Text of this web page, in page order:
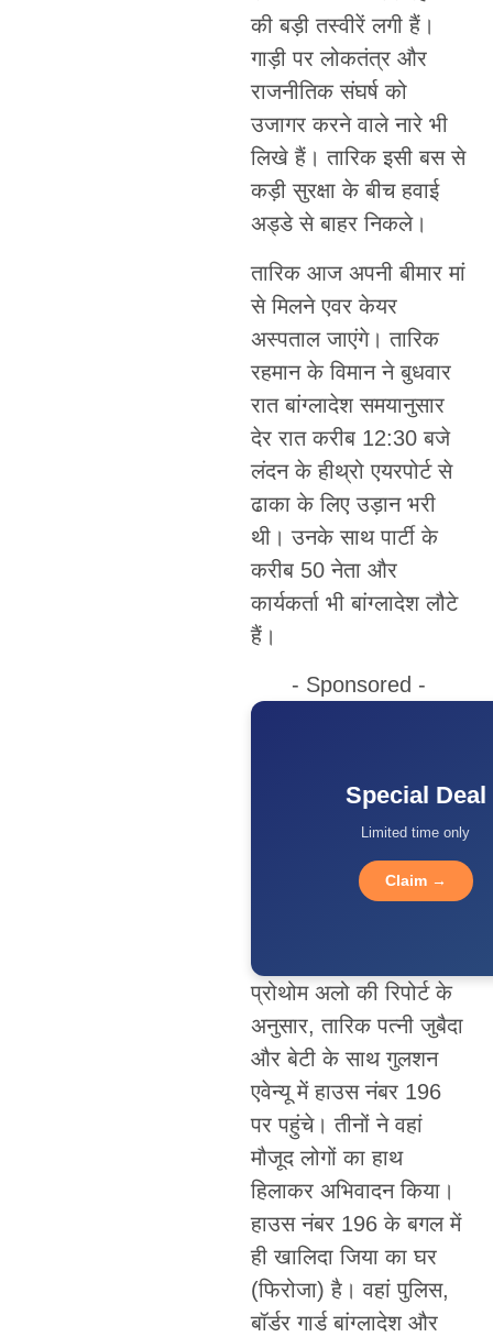
की बड़ी तस्वीरें लगी हैं।
गाड़ी पर लोकतंत्र और
राजनीतिक संघर्ष को
उजागर करने वाले नारे भी
लिखे हैं। तारिक इसी बस से
कड़ी सुरक्षा के बीच हवाई
अड्डे से बाहर निकले।
तारिक आज अपनी बीमार मां
से मिलने एवर केयर
अस्पताल जाएंगे। तारिक
रहमान के विमान ने बुधवार
रात बांग्लादेश समयानुसार
देर रात करीब 12:30 बजे
लंदन के हीथ्रो एयरपोर्ट से
ढाका के लिए उड़ान भरी
थी। उनके साथ पार्टी के
करीब 50 नेता और
कार्यकर्ता भी बांग्लादेश लौटे
हैं।
- Sponsored -
Special Deal
Limited time only
Claim →
प्रोथोम अलो की रिपोर्ट के
अनुसार, तारिक पत्नी जुबैदा
और बेटी के साथ गुलशन
एवेन्यू में हाउस नंबर 196
पर पहुंचे। तीनों ने वहां
मौजूद लोगों का हाथ
हिलाकर अभिवादन किया।
हाउस नंबर 196 के बगल में
ही खालिदा जिया का घर
(फिरोजा) है। वहां पुलिस,
बॉर्डर गार्ड बांग्लादेश और